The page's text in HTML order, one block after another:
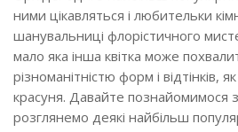
ними цікавляться і любительки
шанувальниці флорістичного
мало яка інша квітка може
різноманітністю форм і відтінків,
красуня. Давайте познайомимося
розглянемо деякі найбільш